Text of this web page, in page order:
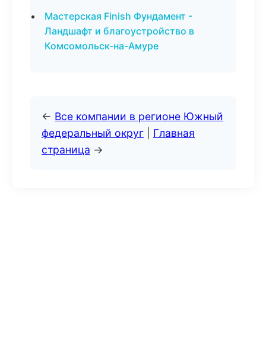
Мастерская Finish Фундамент -
Ландшафт и благоустройство в
Комсомольск-на-Амуре
← Все компании в регионе Южный
федеральный округ
Главная
страница →